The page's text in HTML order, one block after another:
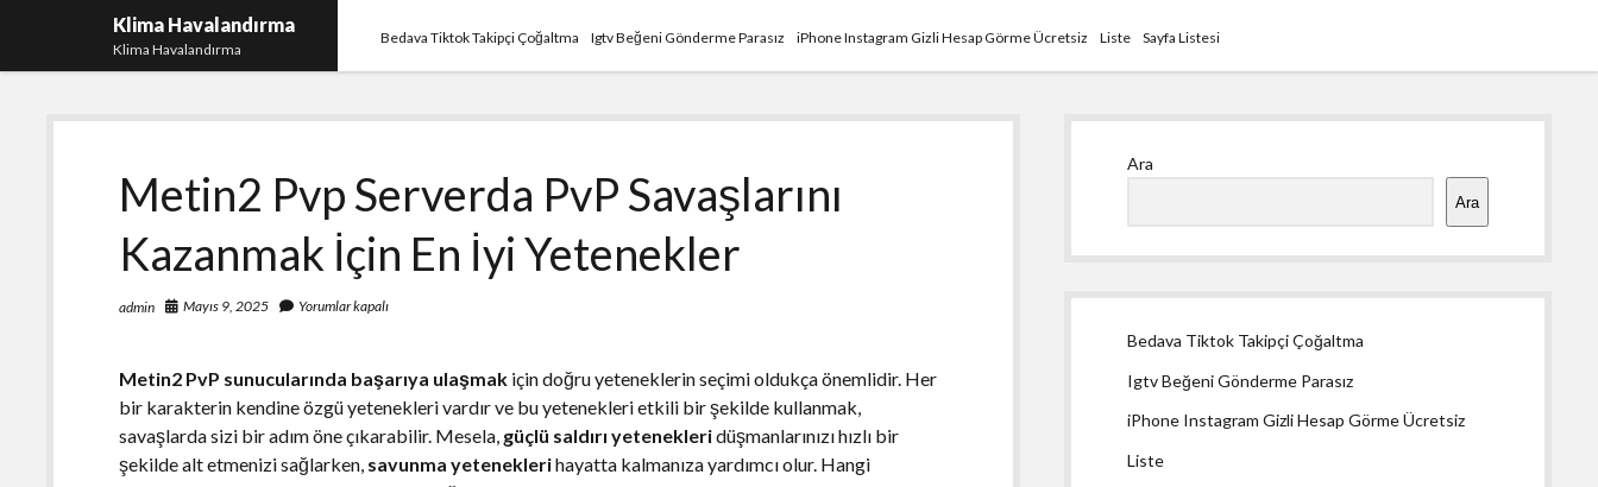
Klima Havalandırma
Klima Havalandırma
Bedava Tiktok Takipçi Çoğaltma Igtv Beğeni Gönderme Parasız iPhone Instagram Gizli Hesap Görme Ücretsiz Liste Sayfa Listesi
Metin2 Pvp Serverda PvP Savaşlarını
Kazanmak İçin En İyi Yetenekler
admin Mayıs 9, 2025 Yorumlar kapalı
Metin2 PvP sunucularında başarıya ulaşmak için doğru yeteneklerin seçimi oldukça önemlidir. Her
bir karakterin kendine özgü yetenekleri vardır ve bu yetenekleri etkili bir şekilde kullanmak,
savaşlarda sizi bir adım öne çıkarabilir. Mesela, güçlü saldırı yetenekleridüşmanlarınızı hızlı bir
şekilde alt etmenizi sağlarken, savunma yeteneklerihayatta kalmanıza yardımcı olur. Hangi
Ara
Ara
Bedava Tiktok Takipçi Çoğaltma
Igtv Beğeni Gönderme Parasız
iPhone Instagram Gizli Hesap Görme Ücretsiz
Liste